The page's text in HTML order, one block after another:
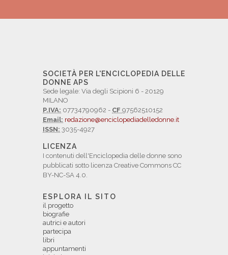
SOCIETÀ PER L'ENCICLOPEDIA DELLE
DONNE APS
Sede legale: Via degli Scipioni 6 - 20129
MILANO
P.IVA: 07734790962 - CF 97562510152
Email: redazione@enciclopediadelledonne.it
ISSN: 3035-4927
LICENZA
I contenuti dell'Enciclopedia delle donne sono
pubblicati sotto licenza Creative Commons CC
BY-NC-SA 4.0.
ESPLORA IL SITO
il progetto
biografie
autrici e autori
partecipa
libri
appuntamenti